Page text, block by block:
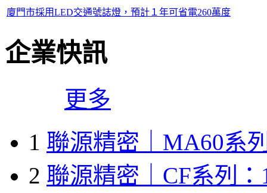
廈門市採用LED交通號誌燈，預計１年可省電260萬度
企業快訊
更多
1 聯源精密｜MA60系
2 聯源精密｜CF系列：